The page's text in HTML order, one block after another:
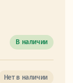
В наличии
Нет в наличии